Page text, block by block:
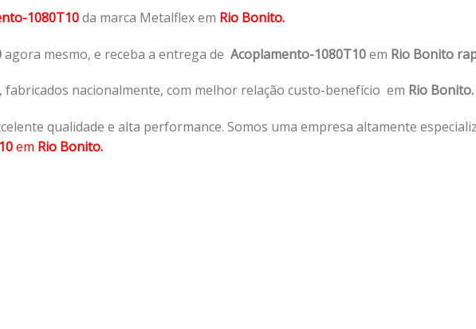
1080T10da marca Metalflex em Rio Bonito.
agora mesmo, e receba a entrega de Acoplamento-1080T10em Rio Bonito
fabricados nacionalmente, com melhor relação custo-benefício em Rio Bonito.
qualidade e alta performance. Somos uma empresa altamente
em Rio Bonito.